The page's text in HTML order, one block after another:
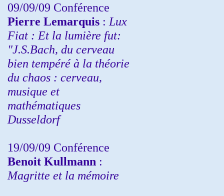
09/09/09 Conférence
Pierre Lemarquis : Lux
Fiat : Et la lumière fut:
"J.S.Bach, du cerveau
bien tempéré à la théorie
du chaos : cerveau,
musique et
mathématiques
Dusseldorf
19/09/09 Conférence
Benoit Kullmann :
Magritte et la mémoire